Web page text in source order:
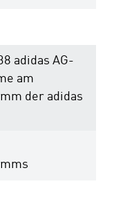
adidas AG-
am
der adidas